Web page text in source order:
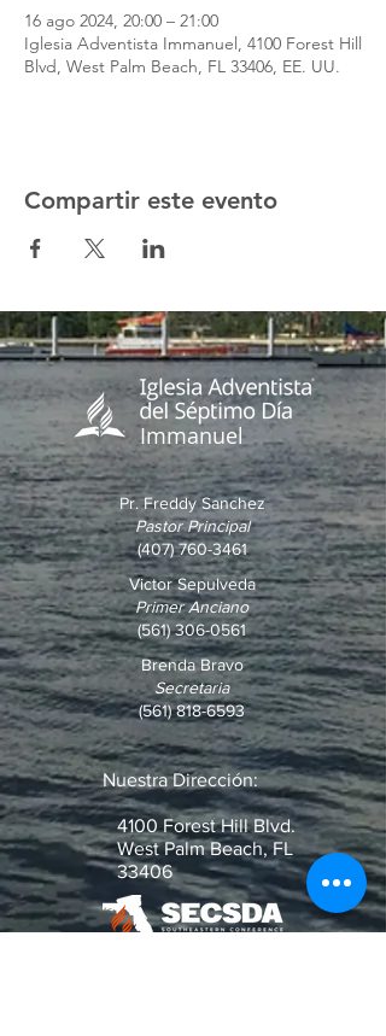
16 ago 2024, 20:00 – 21:00
Iglesia Adventista Immanuel, 4100 Forest Hill
Blvd, West Palm Beach, FL 33406, EE. UU.
Compartir este evento
Immanuel
Pr. Freddy Sanchez
Pastor Principal
(407) 760-3461
Victor Sepulveda
Primer Anciano
(561) 306-0561
Brenda Bravo
Secretaria
(561) 818-6593
Nuestra Dirección:
4100 Forest Hill Blvd.
West Palm Beach, FL
33406